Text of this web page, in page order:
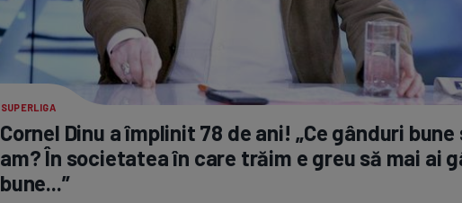
SUPERLIGA
Cornel Dinu a împlinit 78 de ani! „Ce gânduri bune
am? În societatea în care trăim e greu să mai ai
bune...”